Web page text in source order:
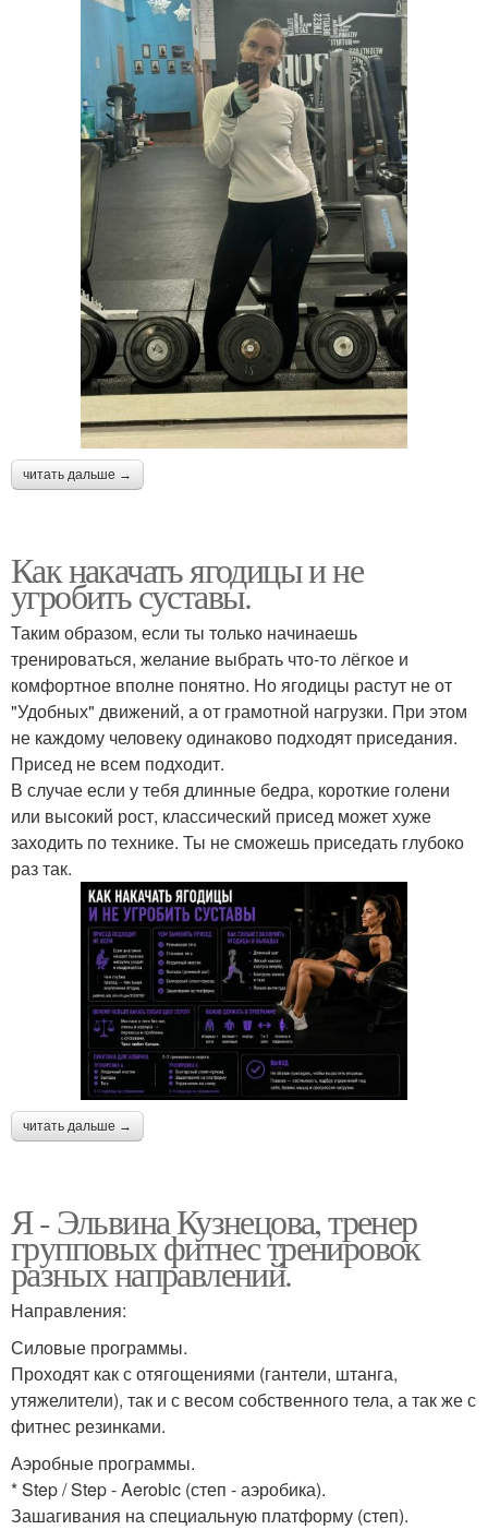
читать дальше →
Как накачать ягодицы и не
угробить суставы.
Таким образом, если ты только начинаешь
тренироваться, желание выбрать что-то лёгкое и
комфортное вполне понятно. Но ягодицы растут не от
"Удобных" движений, а от грамотной нагрузки. При этом
не каждому человеку одинаково подходят приседания.
Присед не всем подходит.
В случае если у тебя длинные бедра, короткие голени
или высокий рост, классический присед может хуже
заходить по технике. Ты не сможешь приседать глубоко
раз так.
читать дальше →
Я - Эльвина Кузнецова, тренер
групповых фитнес тренировок
разных направлений.
Направления:
Силовые программы.
Проходят как с отягощениями (гантели, штанга,
утяжелители), так и с весом собственного тела, а так же с
фитнес резинками.
Аэробные программы.
* Step / Step - Aerobic (степ - аэробика).
Зашагивания на специальную платформу (степ).